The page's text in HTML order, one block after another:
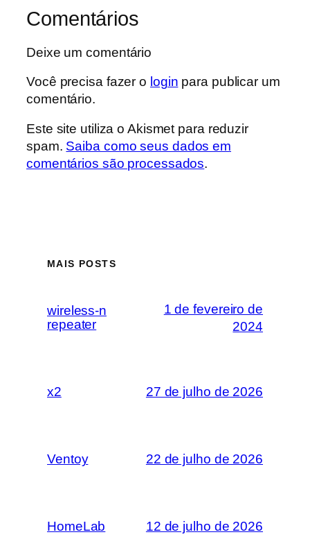
Comentários
Deixe um comentário
Você precisa fazer o login para publicar um
comentário.
Este site utiliza o Akismet para reduzir
spam. Saiba como seus dados em
comentários são processados.
MAIS POSTS
wireless-n
repeater
1 de fevereiro de
2024
x2 27 de julho de 2026
Ventoy 22 de julho de 2026
HomeLab 12 de julho de 2026